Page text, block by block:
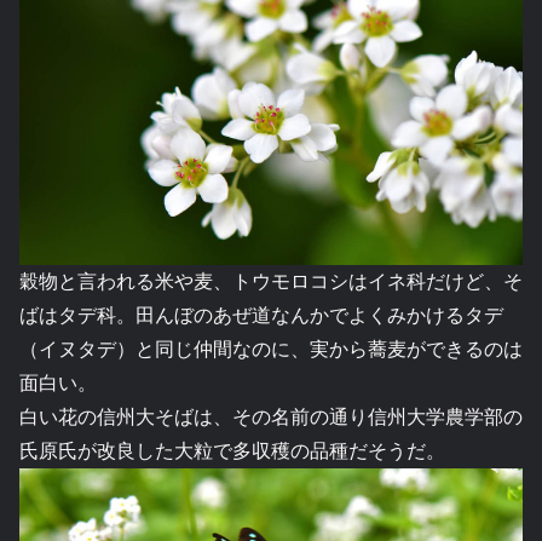
穀物と言われる米や麦、トウモロコシはイネ科だけど、そ
ばはタデ科。田んぼのあぜ道なんかでよくみかけるタデ
（イヌタデ）と同じ仲間なのに、実から蕎麦ができるのは
面白い。
白い花の信州大そばは、その名前の通り信州大学農学部の
氏原氏が改良した大粒で多収穫の品種だそうだ。